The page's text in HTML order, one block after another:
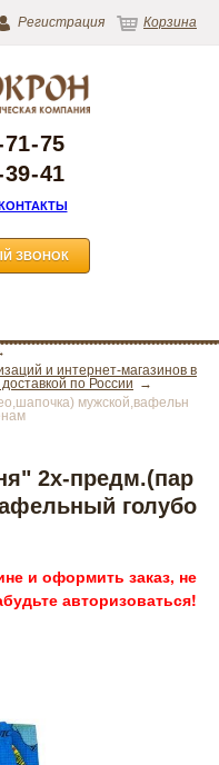
Регистрация Корзина
75
41
ЗВОНОК
и интернет-магазинов в
по России
мужской,вафельн
2х-предм.(пар
голубо
и оформить заказ, не
авторизоваться!